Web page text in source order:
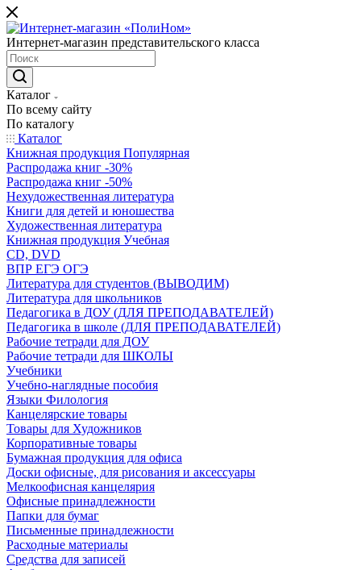
Интернет-магазин представительского класса
Каталог
По всему сайту
По каталогу
Каталог
Книжная продукция Популярная
Распродажа книг -30%
Распродажа книг -50%
Нехудожественная литература
Книги для детей и юношества
Художественная литература
Книжная продукция Учебная
CD, DVD
ВПР ЕГЭ ОГЭ
Литература для студентов (ВЫВОДИМ)
Литература для школьников
Педагогика в ДОУ (ДЛЯ ПРЕПОДАВАТЕЛЕЙ)
Педагогика в школе (ДЛЯ ПРЕПОДАВАТЕЛЕЙ)
Рабочие тетради для ДОУ
Рабочие тетради для ШКОЛЫ
Учебники
Учебно-наглядные пособия
Языки Филология
Канцелярские товары
Товары для Художников
Корпоративные товары
Бумажная продукция для офиса
Доски офисные, для рисования и аксессуары
Мелкоофисная канцелярия
Офисные принадлежности
Папки для бумаг
Письменные принадлежности
Расходные материалы
Средства для записей